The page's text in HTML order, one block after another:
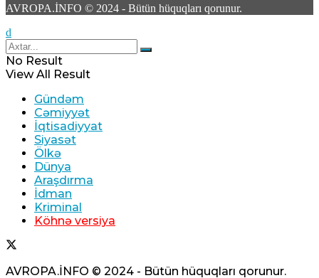
Manqal yanğını çadırları, talvarları və iki
motosikleti külə çevirib
06 Avqust 2026 / 9:59
Tramp ABŞ-da silah-sursat çatışmazlığı ilə
bağlı nəşrləri həbs cəzası ilə hədələyib
06 Avqust 2026 / 9:48
5
AVROPA.İNFO © 2024 - Bütün hüquqları qorunur.
No Result
View All Result
Gündəm
Cəmiyyət
İqtisadiyyat
Siyasət
Ölkə
Dünya
Araşdırma
İdman
Kriminal
Köhnə versiya
AVROPA.İNFO © 2024 - Bütün hüquqları qorunur.